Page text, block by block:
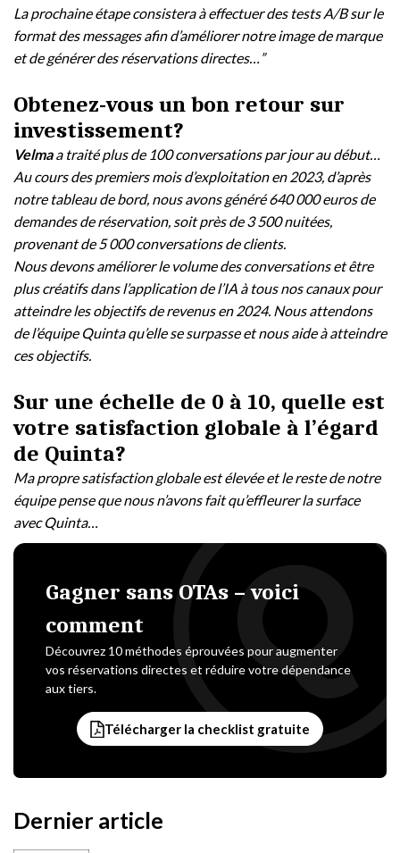
La prochaine étape consistera à effectuer des tests A/B sur le
format des messages afin d’améliorer notre image de marque
et de générer des réservations directes…”
Obtenez-vous un bon retour sur
investissement?
Velmaa traité plus de 100 conversations par jour au début…
Au cours des premiers mois d’exploitation en 2023, d’après
notre tableau de bord, nous avons généré 640 000 euros de
demandes de réservation, soit près de 3 500 nuitées,
provenant de 5 000 conversations de clients.
Nous devons améliorer le volume des conversations et être
plus créatifs dans l’application de l’IA à tous nos canaux pour
atteindre les objectifs de revenus en 2024. Nous attendons
de l’équipe Quinta qu’elle se surpasse et nous aide à atteindre
ces objectifs.
Sur une échelle de 0 à 10, quelle est
votre satisfaction globale à l’égard
de Quinta?
Ma propre satisfaction globale est élevée et le reste de notre
équipe pense que nous n’avons fait qu’effleurer la surface
avec Quinta…
Gagner sans OTAs – voici
comment
Découvrez 10 méthodes éprouvées pour augmenter
vos réservations directes et réduire votre dépendance
aux tiers.
Télécharger la checklist gratuite
Dernier article